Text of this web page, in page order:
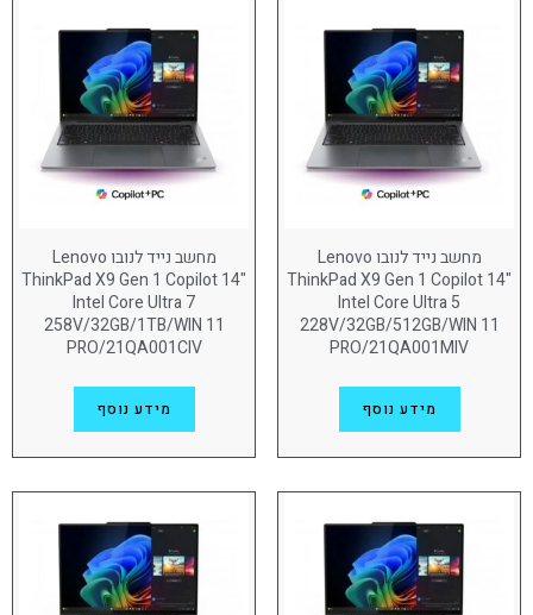
Dell(45)
Lenovo
מוצר דגם
Lenovo ThinkBook 14
Lenovo ThinkPad E14(10)
Lenovo ThinkPad E16 (10)
Lenovo ThinkPad L14
Lenovo ThinkPad P14S(9)
Lenovo ThinkPad P16(6)
מחשב נייד לנובו Lenovo
ThinkPad X9 Gen 1 Copilot 14"
Intel Core Ultra 5
228V/32GB/512GB/WIN 11
PRO/21QA001MIV
מידע נוסף
מחשב נייד לנובו Lenovo
ThinkPad X9 Gen 1 Copilot 14"
Intel Core Ultra 7
258V/32GB/1TB/WIN 11
PRO/21QA001CIV
מידע נוסף